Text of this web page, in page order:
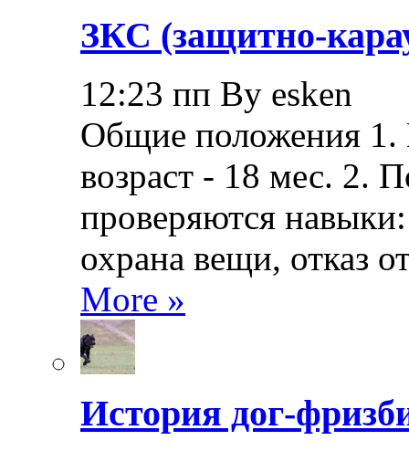
ЗКС (защитно-
12:23 пп By esken
Общие положения
возраст - 18 мес. 2.
проверяются
охрана вещи, отказ
More »
История дог-